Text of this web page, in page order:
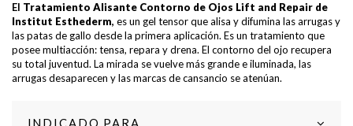
El Tratamiento Alisante Contorno de Ojos Lift and Repair de
Institut Esthederm, es un gel tensor que alisa y difumina las arrugas y
las patas de gallo desde la primera aplicación. Es un tratamiento que
posee multiacción: tensa, repara y drena. El contorno del ojo recupera
su total juventud. La mirada se vuelve más grande e iluminada, las
arrugas desaparecen y las marcas de cansancio se atenúan.
INDICADO PARA